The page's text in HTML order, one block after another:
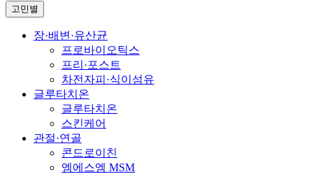
고민별
장·배변·유산균
프로바이오틱스
프리·포스트
차전자피·식이섬유
글루타치온
글루타치온
스킨케어
관절·연골
콘드로이친
엠에스엠 MSM